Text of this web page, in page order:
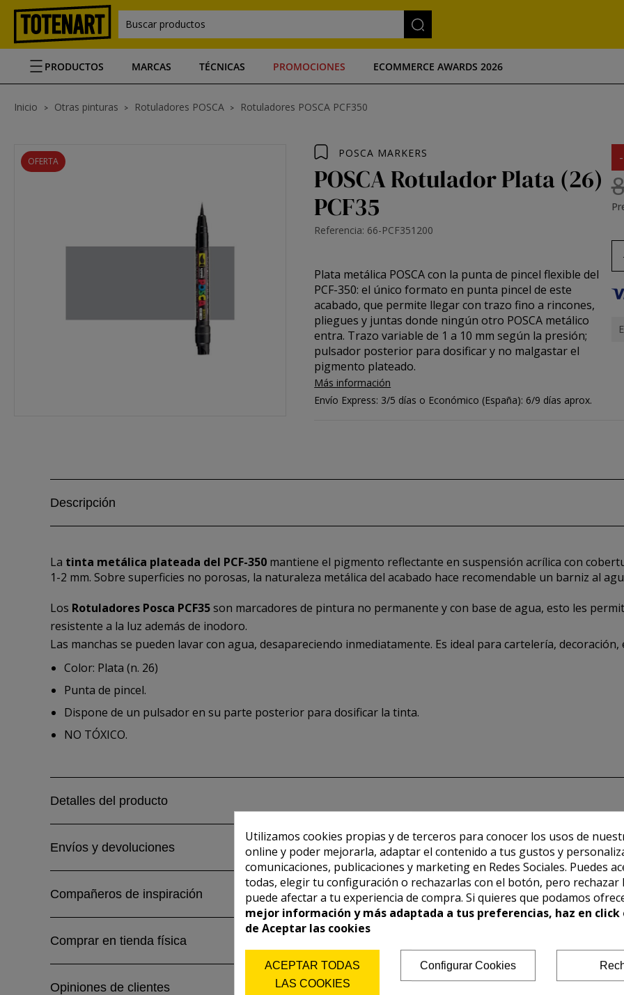
Buscar productos
PRODUCTOS MARCAS TÉCNICAS PROMOCIONES ECOMMERCE AWARDS 2026
Inicio Otras pinturas Rotuladores POSCA Rotuladores POSCA PCF350
OFERTA
POSCA MARKERS
POSCA Rotulador Plata (26)
PCF35
Referencia: 66-PCF351200
Plata metálica POSCA con la punta de pincel flexible del
PCF-350: el único formato en punta pincel de este
acabado, que permite llegar con trazo fino a rincones,
pliegues y juntas donde ningún otro POSCA metálico
entra. Trazo variable de 1 a 10 mm según la presión;
pulsador posterior para dosificar y no malgastar el
pigmento plateado.
Más información
Envío Express: 3/5 días o Económico (España): 6/9 días aprox.
Descripción
La tinta metálica plateada del PCF-350 mantiene el pigmento reflectante en suspensión acrílica con
1-2 mm. Sobre superficies no porosas, la naturaleza metálica del acabado hace recomendable un barniz al
Los Rotuladores Posca PCF35son marcadores de pintura no permanente y con base de agua, esto les
resistente a la luz además de inodoro.
Las manchas se pueden lavar con agua, desapareciendo inmediatamente. Es ideal para cartelería,
Color: Plata (n. 26)
Punta de pincel.
Dispone de un pulsador en su parte posterior para dosificar la tinta.
NO TÓXICO.
Detalles del producto
Envíos y devoluciones
Compañeros de inspiración
Comprar en tienda física
Opiniones de clientes
Utilizamos cookies propias y de terceros para conocer los usos de
online y poder mejorarla, adaptar el contenido a tus gustos y
comunicaciones, publicaciones y marketing en Redes Sociales. Puedes
todas, elegir tu configuración o rechazarlas con el botón, pero rechazar
puede afectar a tu experiencia de compra. Si quieres que podamos
mejor información y más adaptada a tus preferencias, haz en click
de Aceptar las cookies
ACEPTAR TODAS
LAS COOKIES
Configurar Cookies